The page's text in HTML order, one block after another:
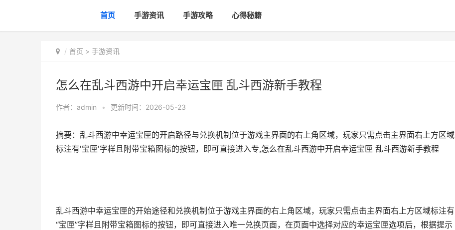
首页 手游资讯 手游攻略 心得秘籍
首页 > 手游资讯
怎么在乱斗西游中开启幸运宝匣 乱斗西游新手教程
作者： admin • 更新时间：2026-05-23
摘要：乱斗西游中幸运宝匣的开启路径与兑换机制位于游戏主界面的右上角区域，玩家只需点击主界面右上方区域
标注有'宝匣'字样且附带宝箱图标的按钮，即可直接进入专,怎么在乱斗西游中开启幸运宝匣 乱斗西游新手教程
乱斗西游中幸运宝匣的开始途径和兑换机制位于游戏主界面的右上角区域，玩家只需点击主界面右上方区域标注有
“宝匣”字样且附带宝箱图标的按钮，即可直接进入唯一兑换页面，在页面中选择对应的幸运宝匣选项后，根据提示